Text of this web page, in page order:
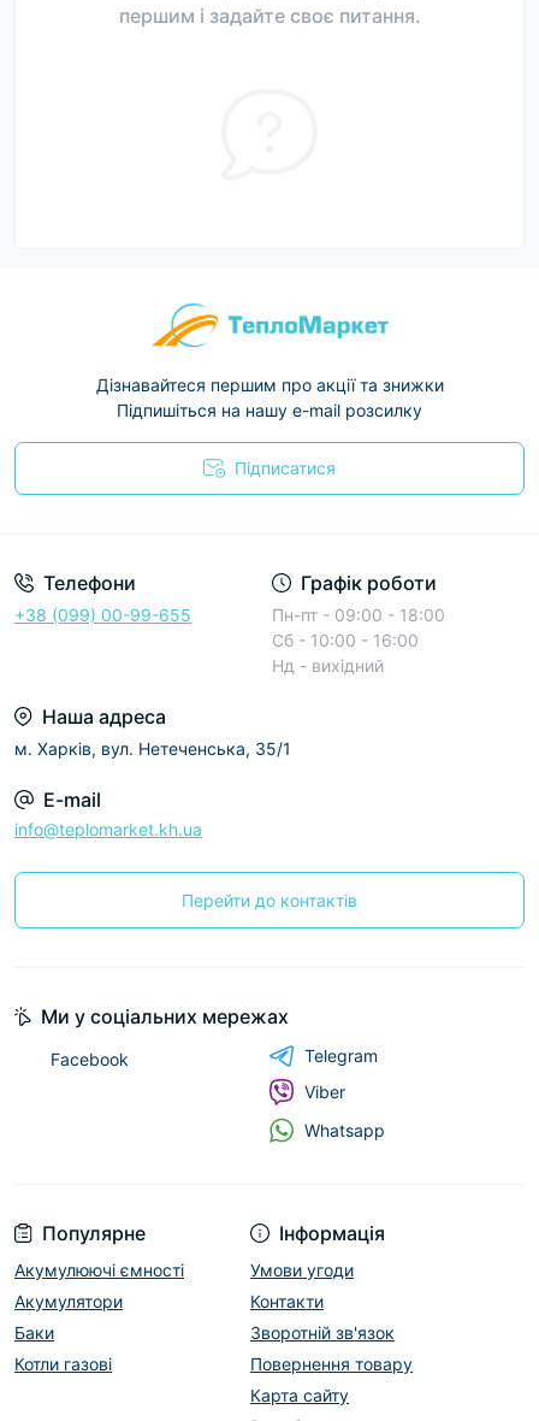
першим і задайте своє питання.
Дізнавайтеся першим про акції та знижки
Підпишіться на нашу e-mail розсилку
Підписатися
Телефони
+38 (099) 00-99-655
Графік роботи
Пн-пт - 09:00 - 18:00
Сб - 10:00 - 16:00
Нд - вихідний
Наша адреса
м. Харків, вул. Нетеченська, 35/1
E-mail
info@teplomarket.kh.ua
Перейти до контактів
Популярне
Акумулюючі ємності
Акумулятори
Баки
Котли газові
Інформація
Умови угоди
Контакти
Зворотній зв'язок
Повернення товару
Карта сайту
Ми у соціальних мережах
Facebook
Telegram
Viber
Whatsapp